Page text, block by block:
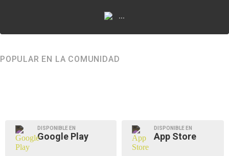
...
POPULAR EN LA COMUNIDAD
DISPONIBLE EN
Google Play
DISPONIBLE EN
App Store